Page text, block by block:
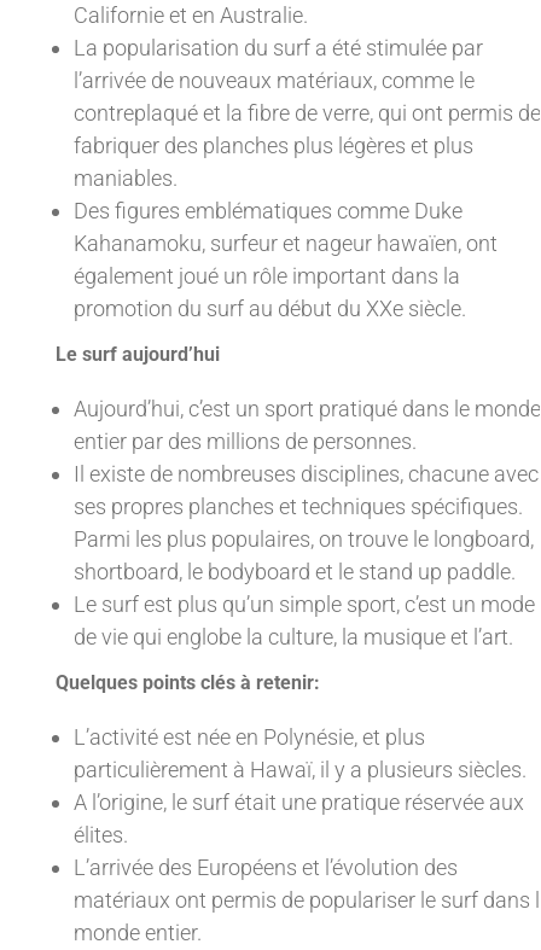
Californie et en Australie.
La popularisation du surf a été stimulée par
l’arrivée de nouveaux matériaux, comme le
contreplaqué et la fibre de verre, qui ont permis de
fabriquer des planches plus légères et plus
maniables.
Des figures emblématiques comme Duke
Kahanamoku, surfeur et nageur hawaïen, ont
également joué un rôle important dans la
promotion du surf au début du XXe siècle.
Le surf aujourd’hui
Aujourd’hui, c’est un sport pratiqué dans le monde
entier par des millions de personnes.
Il existe de nombreuses disciplines, chacune avec
ses propres planches et techniques spécifiques.
Parmi les plus populaires, on trouve le longboard,
shortboard, le bodyboard et le stand up paddle.
Le surf est plus qu’un simple sport, c’est un mode
de vie qui englobe la culture, la musique et l’art.
Quelques points clés à retenir:
L’activité est née en Polynésie, et plus
particulièrement à Hawaï, il y a plusieurs siècles.
A l’origine, le surf était une pratique réservée aux
élites.
L’arrivée des Européens et l’évolution des
matériaux ont permis de populariser le surf dans
monde entier.